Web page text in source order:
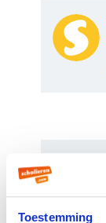
Toestemming